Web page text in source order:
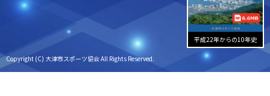
平成22年からの10年史
Copyright (C) 大津市スポーツ協会 All Rights Reserved.